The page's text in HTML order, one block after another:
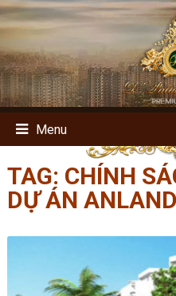
Menu
TAG: CHÍNH
DỰ ÁN